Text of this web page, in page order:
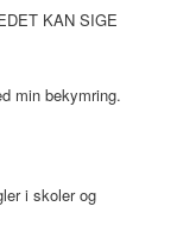
KAN SIGE
min bekymring.
i skoler og